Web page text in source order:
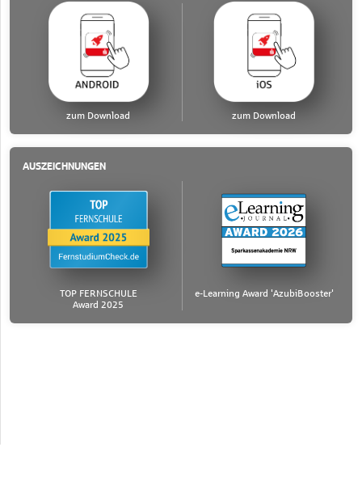
zum Download zum Download
AUSZEICHNUNGEN
TOP FERNSCHULE
Award 2025
e-Learning Award 'AzubiBooster'